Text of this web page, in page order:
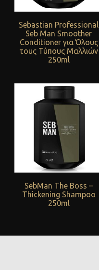
Sebastian Professional
Seb Man Smoother
Conditioner για Όλους
τους Τύπους Μαλλιών
250ml
SebMan Τhe Boss –
Thickening Shampoo
250ml